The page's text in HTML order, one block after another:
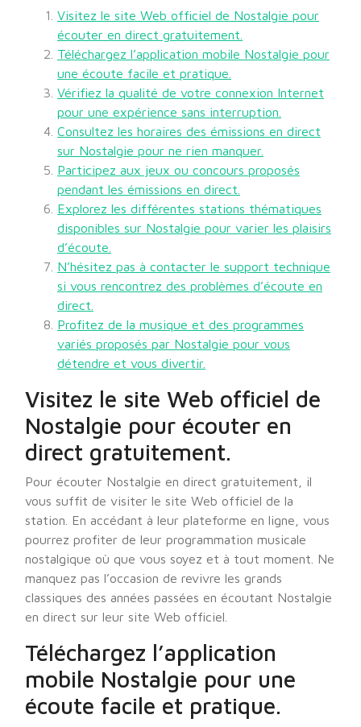
Visitez le site Web officiel de Nostalgie pour
écouter en direct gratuitement.
Téléchargez l’application mobile Nostalgie pour
une écoute facile et pratique.
Vérifiez la qualité de votre connexion Internet
pour une expérience sans interruption.
Consultez les horaires des émissions en direct
sur Nostalgie pour ne rien manquer.
Participez aux jeux ou concours proposés
pendant les émissions en direct.
Explorez les différentes stations thématiques
disponibles sur Nostalgie pour varier les plaisirs
d’écoute.
N’hésitez pas à contacter le support technique
si vous rencontrez des problèmes d’écoute en
direct.
Profitez de la musique et des programmes
variés proposés par Nostalgie pour vous
détendre et vous divertir.
Visitez le site Web officiel de
Nostalgie pour écouter en
direct gratuitement.
Pour écouter Nostalgie en direct gratuitement, il
vous suffit de visiter le site Web officiel de la
station. En accédant à leur plateforme en ligne, vous
pourrez profiter de leur programmation musicale
nostalgique où que vous soyez et à tout moment. Ne
manquez pas l’occasion de revivre les grands
classiques des années passées en écoutant Nostalgie
en direct sur leur site Web officiel.
Téléchargez l’application
mobile Nostalgie pour une
écoute facile et pratique.